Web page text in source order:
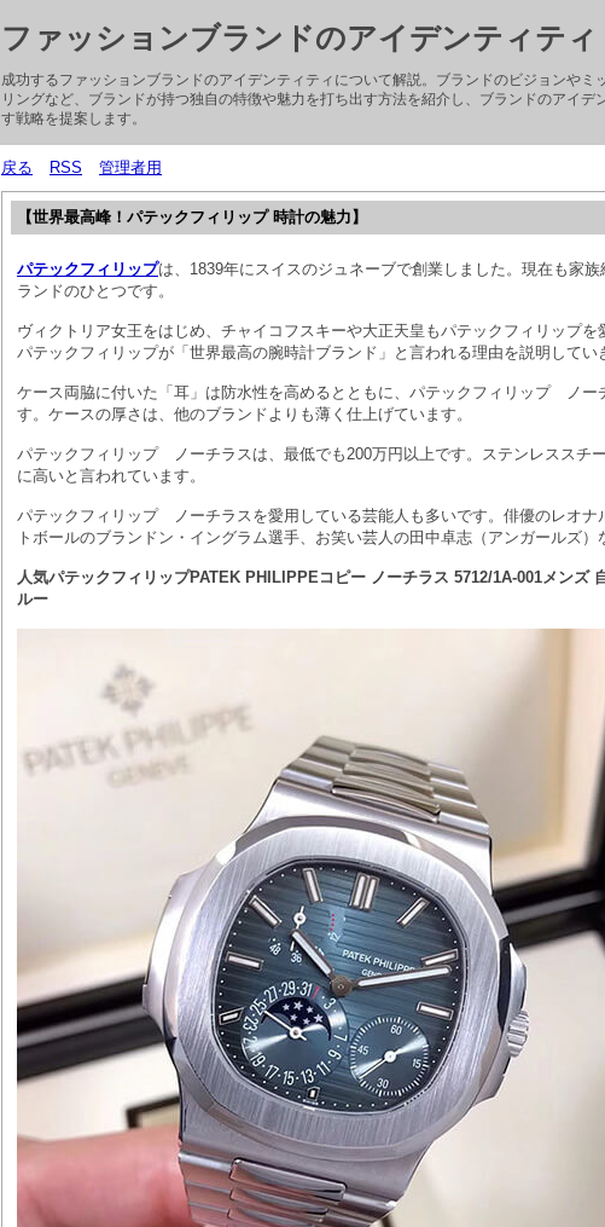
ファッションブランドのアイデンティティ
成功するファッションブランドのアイデンティティについて解説。ブランドのビジョンやミ
リングなど、ブランドが持つ独自の特徴や魅力を打ち出す方法を紹介し、ブランドのアイデ
す戦略を提案します。
戻る RSS 管理者用
【世界最高峰！パテックフィリップ 時計の魅力】
パテックフィリップは、1839年にスイスのジュネーブで創業しました。現在も家
ランドのひとつです。
ヴィクトリア女王をはじめ、チャイコフスキーや大正天皇もパテックフィリップを
パテックフィリップが「世界最高の腕時計ブランド」と言われる理由を説明してい
ケース両脇に付いた「耳」は防水性を高めるとともに、パテックフィリップ ノー
す。ケースの厚さは、他のブランドよりも薄く仕上げています。
パテックフィリップ ノーチラスは、最低でも200万円以上です。ステンレススチ
に高いと言われています。
パテックフィリップ ノーチラスを愛用している芸能人も多いです。俳優のレオナ
トボールのブランドン・イングラム選手、お笑い芸人の田中卓志（アンガールズ）
人気パテックフィリップPATEK PHILIPPEコピー ノーチラス 5712/1A-001メンズ
ルー